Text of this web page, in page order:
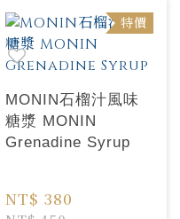
特價
MONIN石榴汁風味
糖漿 MONIN
Grenadine Syrup
NT$ 380